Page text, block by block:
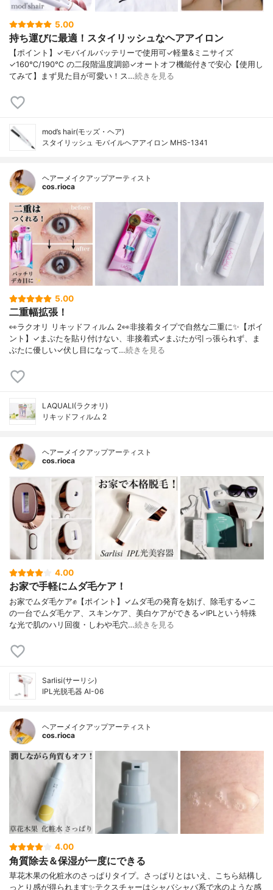
5.00
持ち運びに最適！スタイリッシュなヘアアイロン
【ポイント】✓モバイルバッテリーで使用可✓軽量&ミニサイズ
✓160℃/190℃ の二段階温度調節✓オートオフ機能付きで安心【使用し
てみて】まず見た目が可愛い！ス…続きを見る
mod’s hair(モッズ・ヘア)
スタイリッシュ モバイルヘアアイロン MHS-1341
ヘアーメイクアップアーティスト
cos.rioca
5.00
二重幅拡張！
👀ラクオリ リキッドフィルム 2👀非接着タイプで自然な二重に✨【ポイ
ント】✓まぶたを貼り付けない、非接着式✓まぶたが引っ張られず、ま
ぶたに優しい✓伏し目になって…続きを見る
LAQUALI(ラクオリ)
リキッドフィルム 2
ヘアーメイクアップアーティスト
cos.rioca
4.00
お家で手軽にムダ毛ケア！
お家でムダ毛ケア✊【ポイント】✓ムダ毛の発育を妨げ、除毛する✓こ
の一台でムダ毛ケア、スキンケア、美白ケアができる✓IPLという特殊
な光で肌のハリ回復・しわや毛穴…続きを見る
Sarlisi(サーリシ)
IPL光脱毛器 AI-06
ヘアーメイクアップアーティスト
cos.rioca
4.00
角質除去＆保湿が一度にできる
草花木果の化粧水のさっぱりタイプ。さっぱりとはいえ、こちら結構し
っとり感が得られます✨テクスチャーはシャバシャバ系で水のような感